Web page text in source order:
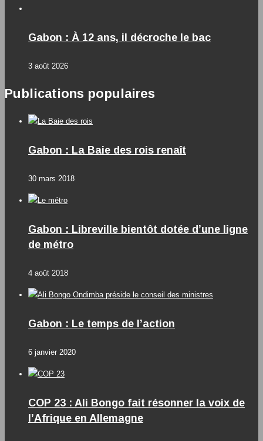
Gabon : À 12 ans, il décroche le bac
3 août 2026
Publications populaires
Gabon : La Baie des rois renaît
30 mars 2018
Gabon : Libreville bientôt dotée d’une ligne
de métro
4 août 2018
Gabon : Le temps de l’action
6 janvier 2020
COP 23 : Ali Bongo fait résonner la voix de
l’Afrique en Allemagne